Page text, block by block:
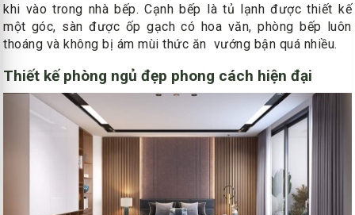
khi vào trong nhà bếp. Cạnh bếp là tủ lạnh được thiết kế
một góc, sàn được ốp gạch có hoa văn, phòng bếp luôn
thoáng và không bị ám mùi thức ăn vướng bận quá nhiều.
Thiết kế phòng ngủ đẹp phong cách hiện đại